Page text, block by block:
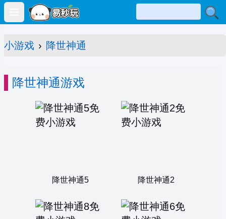
Open main menu
小游戏 › 降世神通
降世神通游戏
降世神通5 降世神通2